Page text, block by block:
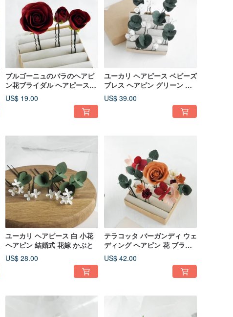
ブルゴーニュのバラのヘアピ
ン花ブライダル ヘアピース結
婚式の花のヘアクリップ
US$ 19.00
ユーカリ ヘアピース ベビーズ
ブレス ヘアピン グリーン ウ
ェディング ヘアアクセサリー
US$ 39.00
ユーカリ ヘアピース 白 小花
ヘアピン 結婚式 花嫁 かぶと
US$ 28.00
テラコッタ バーガンディ ウェ
ディング ヘアピン 花 ブライ
ダル ヘアピース
US$ 42.00